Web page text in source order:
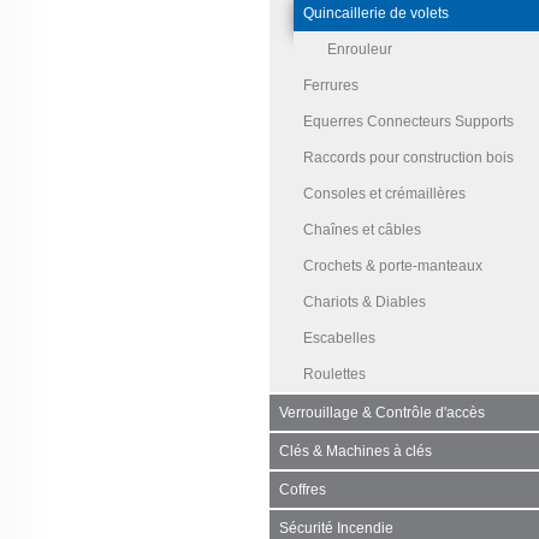
Quincaillerie de volets
Enrouleur
Ferrures
Equerres Connecteurs Supports
Raccords pour construction bois
Consoles et crémaillères
Chaînes et câbles
Crochets & porte-manteaux
Chariots & Diables
Escabelles
Roulettes
Verrouillage & Contrôle d'accès
Clés & Machines à clés
Coffres
Sécurité Incendie